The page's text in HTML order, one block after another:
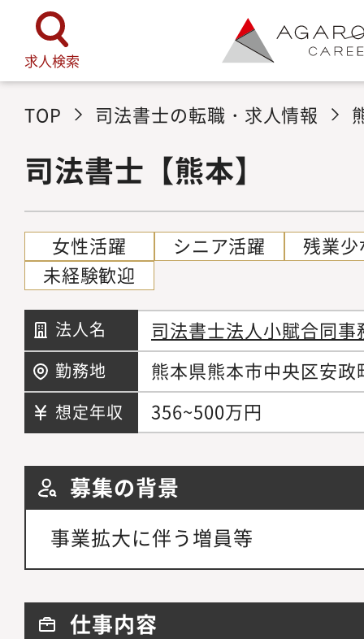
求人検索
TOP 司法書士の転職・求人情報
司法書士【熊本】
女性活躍 シニア活躍
残業
未経験歓迎
法人名 司法書士法人小賦合同事
勤務地 熊本県熊本市中央区安
想定年収 356~500万円
募集の背景
事業拡大に伴う増員等
仕事内容